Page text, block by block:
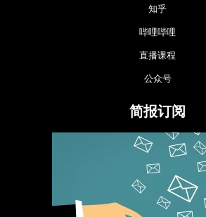
知乎
哔哩哔哩
直播课程
公众号
简报订阅